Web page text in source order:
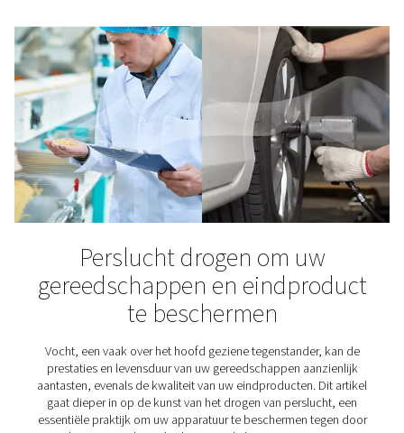
in de voedselproductie
garanderen
Perslucht in de voedselproductie moet schoon en
Lees hoe u aan de ISO 8573-1-normen voldoet en uw
beschermt met luchtbehandeling van